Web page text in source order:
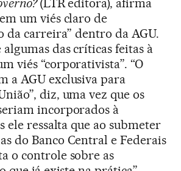
um viés claro de
da carreira” dentro da AGU.
das críticas feitas à
viés “corporativista”. “O
a AGU exclusiva para
diz, uma vez que os
incorporados à
ele ressalta que ao submeter
do Banco Central e Federais
o controle sobre as